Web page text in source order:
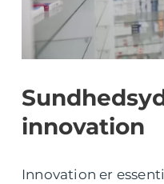
innovation
Innovation er